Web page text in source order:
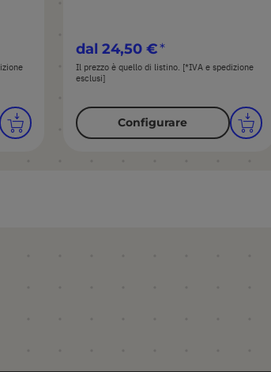
dal 24,50 €
Il prezzo è quello di listino. [*IVA e spedizione
esclusi]
Configurare